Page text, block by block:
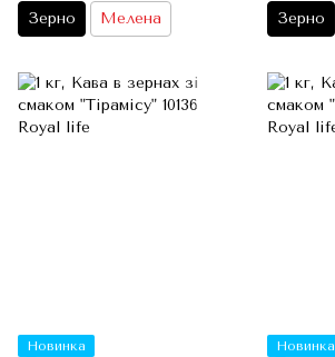
Зерно Мелена Зерно
Новинка Новинка